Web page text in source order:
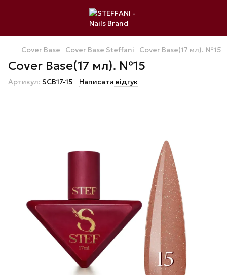
Cover Base Cover Base Steffani Cover Base(17 мл). №15
Cover Base(17 мл). №15
Артикул: SCB17-15 Написати відгук